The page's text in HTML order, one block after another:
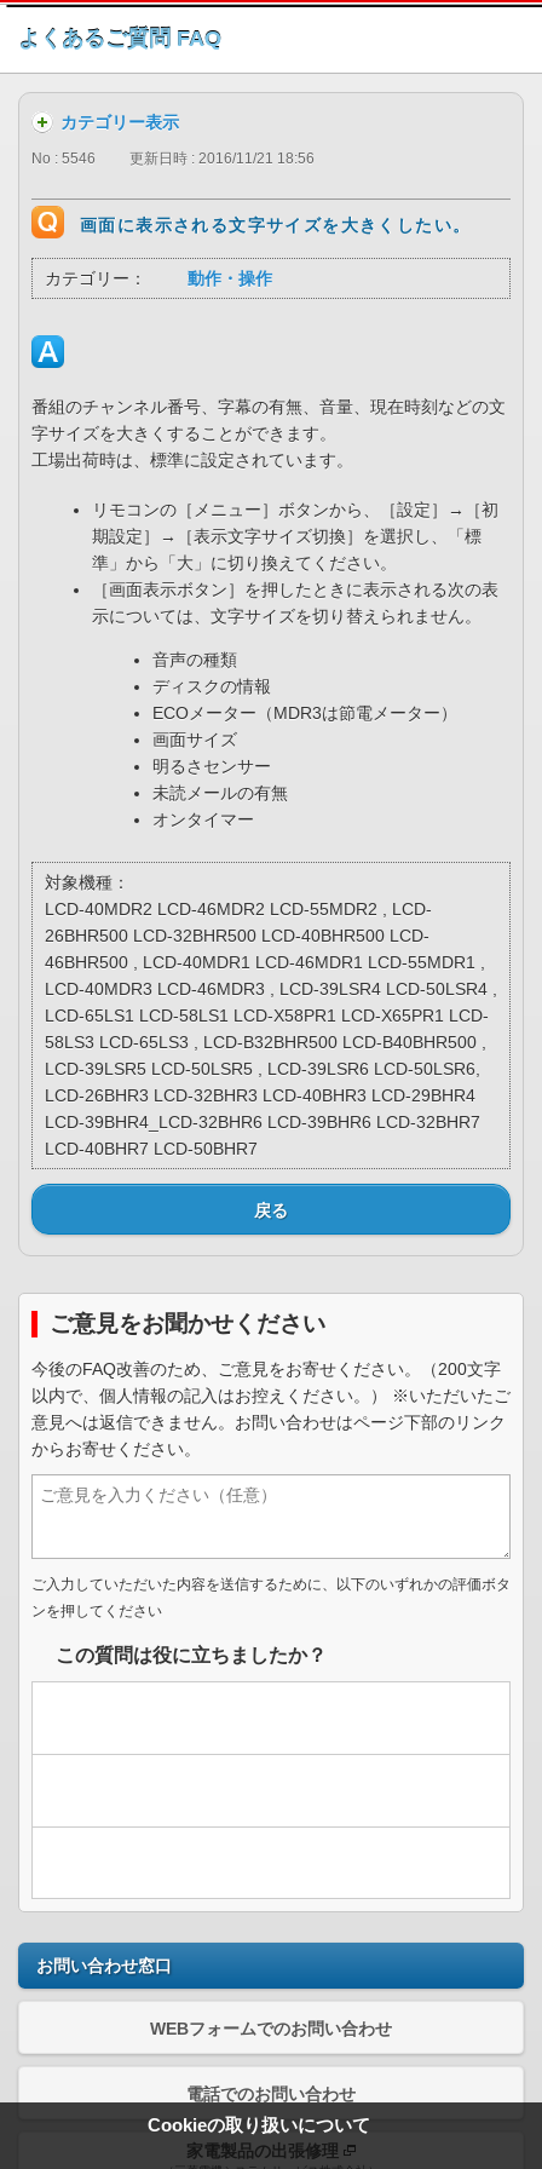
このページの本文へ
よくあるご質問 FAQ
Cookieの取り扱いについて
カテゴリー表示
No : 5546 更新日時 : 2016/11/21 18:56
画面に表示される文字サイズを大きくしたい。
カテゴリー： 動作・操作
番組のチャンネル番号、字幕の有無、音量、現在時刻などの文
字サイズを大きくすることができます。
工場出荷時は、標準に設定されています。
リモコンの［メニュー］ボタンから、［設定］→［初
期設定］→［表示文字サイズ切換］を選択し、「標
準」から「大」に切り換えてください。
［画面表示ボタン］を押したときに表示される次の表
示については、文字サイズを切り替えられません。
音声の種類
ディスクの情報
ECOメーター（MDR3は節電メーター）
画面サイズ
明るさセンサー
未読メールの有無
オンタイマー
対象機種：
LCD-40MDR2 LCD-46MDR2 LCD-55MDR2 , LCD-
26BHR500 LCD-32BHR500 LCD-40BHR500 LCD-
46BHR500 , LCD-40MDR1 LCD-46MDR1 LCD-55MDR1 ,
LCD-40MDR3 LCD-46MDR3 , LCD-39LSR4 LCD-50LSR4 ,
LCD-65LS1 LCD-58LS1 LCD-X58PR1 LCD-X65PR1 LCD-
58LS3 LCD-65LS3 , LCD-B32BHR500 LCD-B40BHR500 ,
LCD-39LSR5 LCD-50LSR5 , LCD-39LSR6 LCD-50LSR6,
LCD-26BHR3 LCD-32BHR3 LCD-40BHR3 LCD-29BHR4
LCD-39BHR4_LCD-32BHR6 LCD-39BHR6 LCD-32BHR7
LCD-40BHR7 LCD-50BHR7
戻る
ご意見をお聞かせください
今後のFAQ改善のため、ご意見をお寄せください。（200文字
以内で、個人情報の記入はお控えください。） ※いただいたご
意見へは返信できません。お問い合わせはページ下部のリンク
からお寄せください。
ご入力していただいた内容を送信するために、以下のいずれかの評価ボタ
ンを押してください
この質問は役に立ちましたか？
お問い合わせ窓口
WEBフォームでのお問い合わせ
電話でのお問い合わせ
家電製品の出張修理